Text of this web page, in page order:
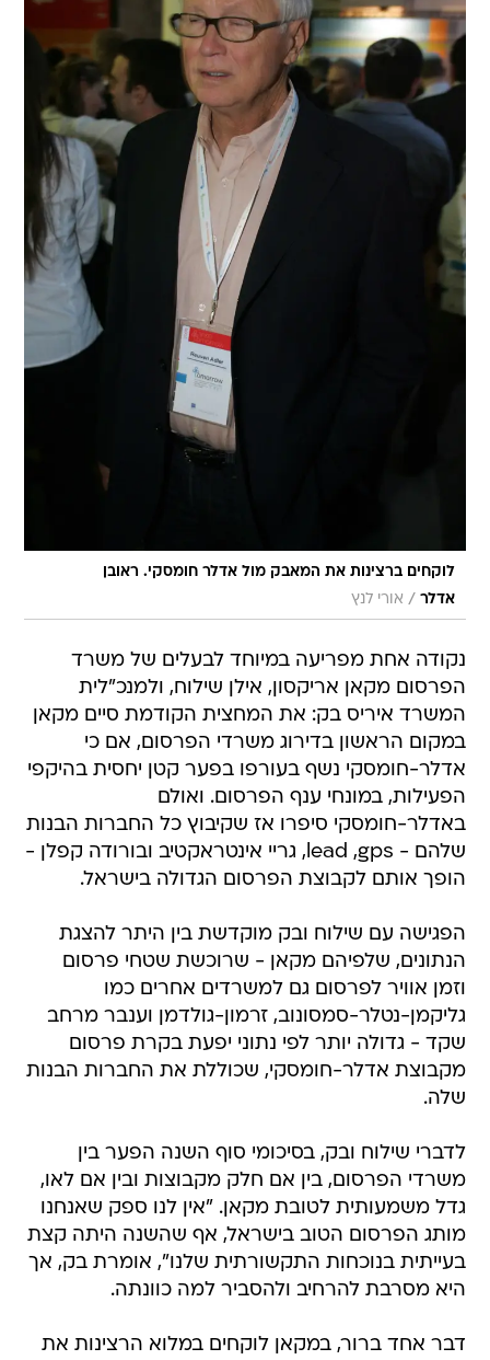
לוקחים ברצינות את המאבק מול אדלר חומסקי. ראובן
אדלר / אורי לנץ
נקודה אחת מפריעה במיוחד לבעלים של משרד
הפרסום מקאן אריקסון, אילן שילוח, ולמנכ"לית
המשרד איריס בק: את המחצית הקודמת סיים מקאן
במקום הראשון בדירוג משרדי הפרסום, אם כי
אדלר-חומסקי נשף בעורפו בפער קטן יחסית בהיקפי
הפעילות, במונחי ענף הפרסום. ואולם
באדלר-חומסקי סיפרו אז שקיבוץ כל החברות הבנות
שלהם - lead ,gps, גריי אינטראקטיב ובורודה קפלן -
הופך אותם לקבוצת הפרסום הגדולה בישראל.
הפגישה עם שילוח ובק מוקדשת בין היתר להצגת
הנתונים, שלפיהם מקאן - שרוכשת שטחי פרסום
וזמן אוויר לפרסום גם למשרדים אחרים כמו
גליקמן-נטלר-סמסונוב, זרמון-גולדמן וענבר מרחב
שקד - גדולה יותר לפי נתוני יפעת בקרת פרסום
מקבוצת אדלר-חומסקי, שכוללת את החברות הבנות
שלה.
לדברי שילוח ובק, בסיכומי סוף השנה הפער בין
משרדי הפרסום, בין אם חלק מקבוצות ובין אם לאו,
גדל משמעותית לטובת מקאן. "אין לנו ספק שאנחנו
מותג הפרסום הטוב בישראל, אף שהשנה היתה קצת
בעייתית בנוכחות התקשורתית שלנו", אומרת בק, אך
היא מסרבת להרחיב ולהסביר למה כוונתה.
דבר אחד ברור, במקאן לוקחים במלוא הרצינות את